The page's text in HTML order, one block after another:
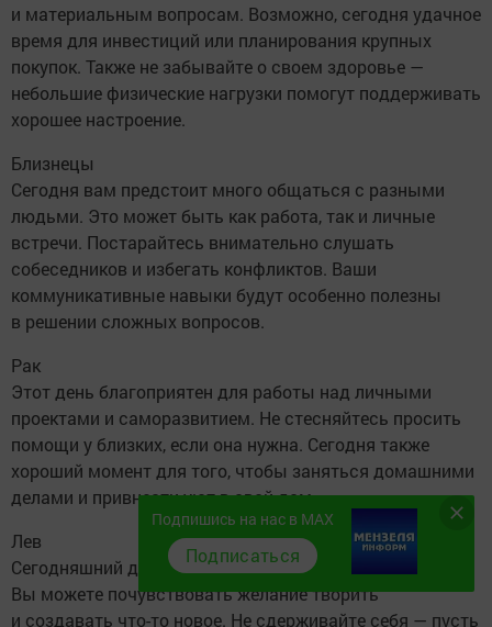
и материальным вопросам. Возможно, сегодня удачное
время для инвестиций или планирования крупных
покупок. Также не забывайте о своем здоровье —
небольшие физические нагрузки помогут поддерживать
хорошее настроение.
Близнецы
Сегодня вам предстоит много общаться с разными
людьми. Это может быть как работа, так и личные
встречи. Постарайтесь внимательно слушать
собеседников и избегать конфликтов. Ваши
коммуникативные навыки будут особенно полезны
в решении сложных вопросов.
Рак
Этот день благоприятен для работы над личными
проектами и саморазвитием. Не стесняйтесь просить
помощи у близких, если она нужна. Сегодня также
хороший момент для того, чтобы заняться домашними
делами и привнести уют в свой дом.
Лев
Сегодняшний день полон энергии и вдохновения.
Вы можете почувствовать желание творить
и создавать что-то новое. Не сдерживайте себя — пусть
Подпишись на нас в MAX
Подписаться